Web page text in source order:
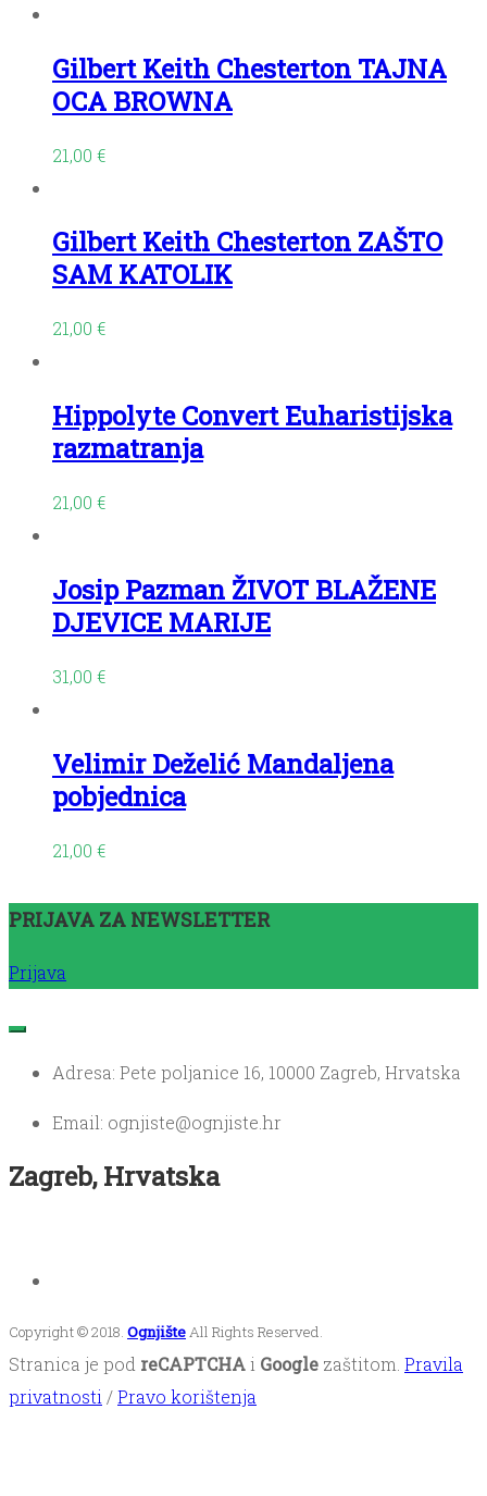
Gilbert Keith Chesterton TAJNA
OCA BROWNA
21,00 €
Gilbert Keith Chesterton ZAŠTO
SAM KATOLIK
21,00 €
Hippolyte Convert Euharistijska
razmatranja
21,00 €
Josip Pazman ŽIVOT BLAŽENE
DJEVICE MARIJE
31,00 €
Velimir Deželić Mandaljena
pobjednica
21,00 €
PRIJAVA ZA NEWSLETTER
Prijava
Adresa: Pete poljanice 16, 10000 Zagreb, Hrvatska
Email: ognjiste@ognjiste.hr
Zagreb, Hrvatska
Copyright © 2018. OgnjišteAll Rights Reserved.
Stranica je pod reCAPTCHAi Google zaštitom. Pravila
privatnosti/Pravo korištenja